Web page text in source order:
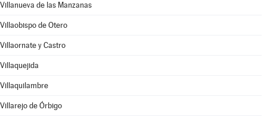
Villanueva de las Manzanas
Villaobispo de Otero
Villaornate y Castro
Villaquejida
Villaquilambre
Villarejo de Órbigo